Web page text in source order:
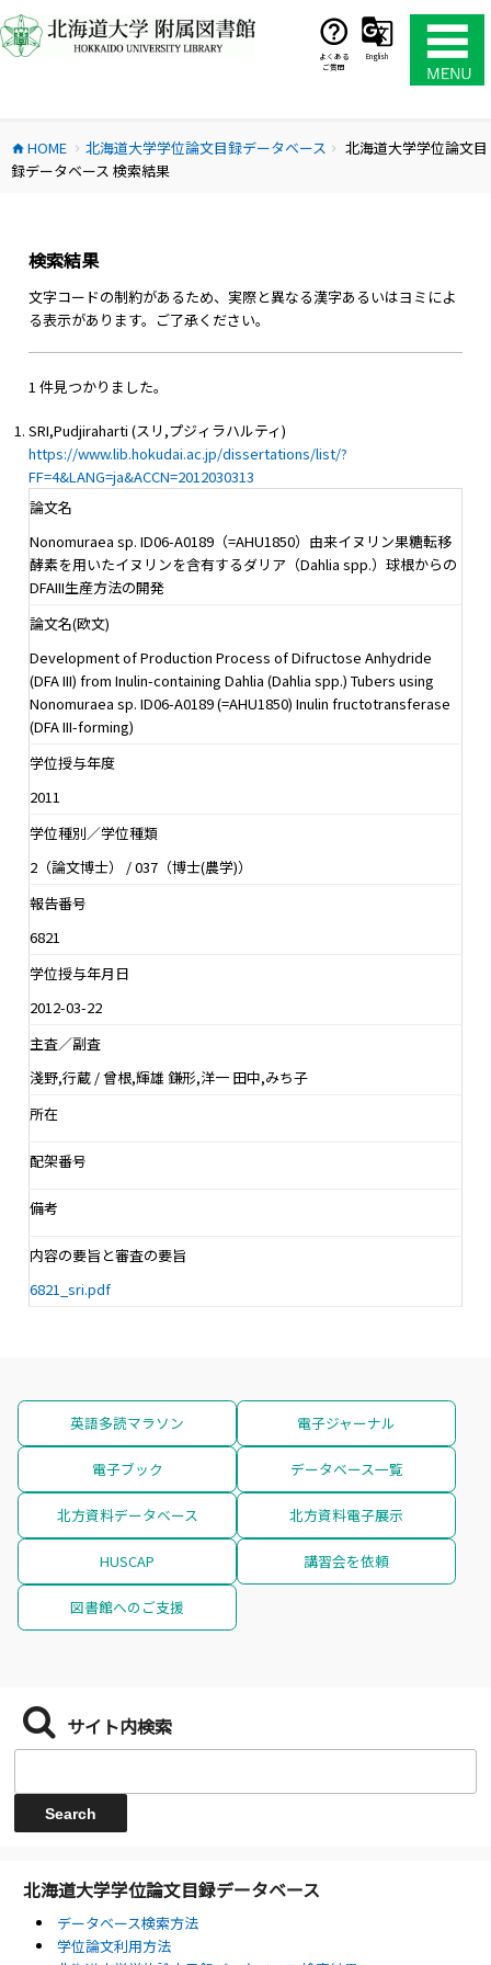
ン
テ
ス
キ
よくある
ご質問
English
home HOME chevron_right 北海道大学学位論文目録データベース chevron_right
北海道大学学位論文目
録データベース 検索結果
検索結果
文字コードの制約があるため、実際と異なる漢字あるいはヨミによ
る表示があります。ご了承ください。
1 件見つかりました。
SRI,Pudjiraharti (スリ,プジィラハルティ)
https://www.lib.hokudai.ac.jp/dissertations/list/?
FF=4&LANG=ja&ACCN=2012030313
論文名
Nonomuraea sp. ID06-A0189（=AHU1850）由来イヌリン果糖転移
酵素を用いたイヌリンを含有するダリア（Dahlia spp.）球根からの
DFAIII生産方法の開発
論文名(欧文)
Development of Production Process of Difructose Anhydride
(DFA III) from Inulin-containing Dahlia (Dahlia spp.) Tubers using
Nonomuraea sp. ID06-A0189 (=AHU1850) Inulin fructotransferase
(DFA III-forming)
学位授与年度
2011
学位種別／学位種類
2（論文博士） / 037（博士(農学)）
報告番号
6821
学位授与年月日
2012-03-22
主査／副査
淺野,行蔵 / 曾根,輝雄 鎌形,洋一 田中,みち子
所在
配架番号
備考
内容の要旨と審査の要旨
6821_sri.pdf
英語多読マラソン 電子ジャーナル
電子ブック データベース一覧
北方資料データベース 北方資料電子展示
HUSCAP 講習会を依頼
図書館へのご支援
サイト内検索
北海道大学学位論文目録データベース
データベース検索方法
学位論文利用方法